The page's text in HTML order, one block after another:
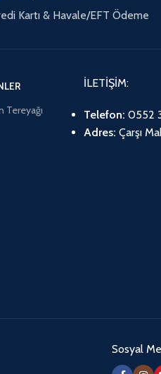
Kartı & Havale/EFT Ödeme
Tereyağı
İLETİŞİM:
Telefon: 0552
Adres: Çarşı
Sosyal